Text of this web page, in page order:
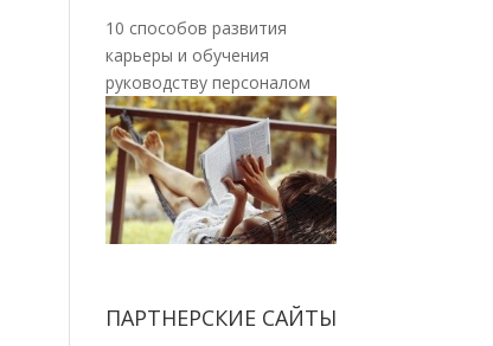
10 способов развития
карьеры и обучения
руководству персоналом
ПАРТНЕРСКИЕ САЙТЫ